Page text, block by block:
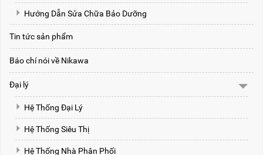
Hướng Dẫn Sửa Chữa Bảo Dưỡng
Tin tức sản phẩm
Báo chí nói về Nikawa
Đại lý
Hệ Thống Đại Lý
Hệ Thống Siêu Thị
Hệ Thống Nhà Phân Phối